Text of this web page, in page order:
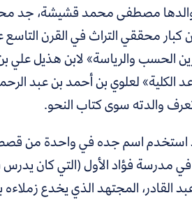
والدها مصطفى محمد قشيشة، جد
كبار محققي التراث في القرن
الحسب والرياسة» لابن هذيل علي
الكلية» لعلوي بن أحمد بن عبد
والدته سوى كتاب النحو.
تلميذين في مدرسة فؤاد الأول
القادر، المجتهد الذي يخدع